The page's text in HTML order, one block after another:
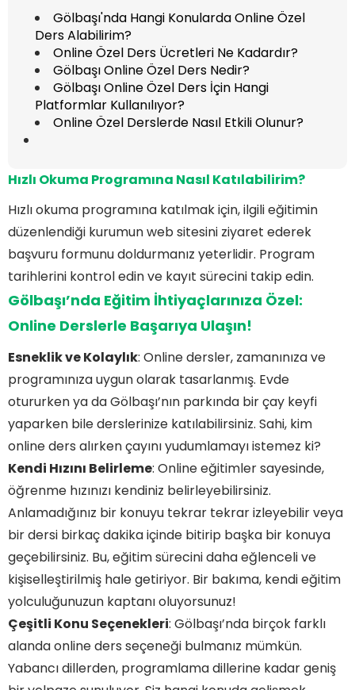
Gölbaşı'nda Hangi Konularda Online Özel
Ders Alabilirim?
Online Özel Ders Ücretleri Ne Kadardır?
Gölbaşı Online Özel Ders Nedir?
Gölbaşı Online Özel Ders İçin Hangi
Platformlar Kullanılıyor?
Online Özel Derslerde Nasıl Etkili Olunur?
Hızlı Okuma Programına Nasıl Katılabilirim?
Hızlı okuma programına katılmak için, ilgili eğitimin
düzenlendiği kurumun web sitesini ziyaret ederek
başvuru formunu doldurmanız yeterlidir. Program
tarihlerini kontrol edin ve kayıt sürecini takip edin.
Gölbaşı’nda Eğitim İhtiyaçlarınıza Özel:
Online Derslerle Başarıya Ulaşın!
Esneklik ve Kolaylık: Online dersler, zamanınıza ve
programınıza uygun olarak tasarlanmış. Evde
otururken ya da Gölbaşı’nın parkında bir çay keyfi
yaparken bile derslerinize katılabilirsiniz. Sahi, kim
online ders alırken çayını yudumlamayı istemez ki?
Kendi Hızını Belirleme: Online eğitimler sayesinde,
öğrenme hızınızı kendiniz belirleyebilirsiniz.
Anlamadığınız bir konuyu tekrar tekrar izleyebilir veya
bir dersi birkaç dakika içinde bitirip başka bir konuya
geçebilirsiniz. Bu, eğitim sürecini daha eğlenceli ve
kişiselleştirilmiş hale getiriyor. Bir bakıma, kendi eğitim
yolculuğunuzun kaptanı oluyorsunuz!
Çeşitli Konu Seçenekleri: Gölbaşı’nda birçok farklı
alanda online ders seçeneği bulmanız mümkün.
Yabancı dillerden, programlama dillerine kadar geniş